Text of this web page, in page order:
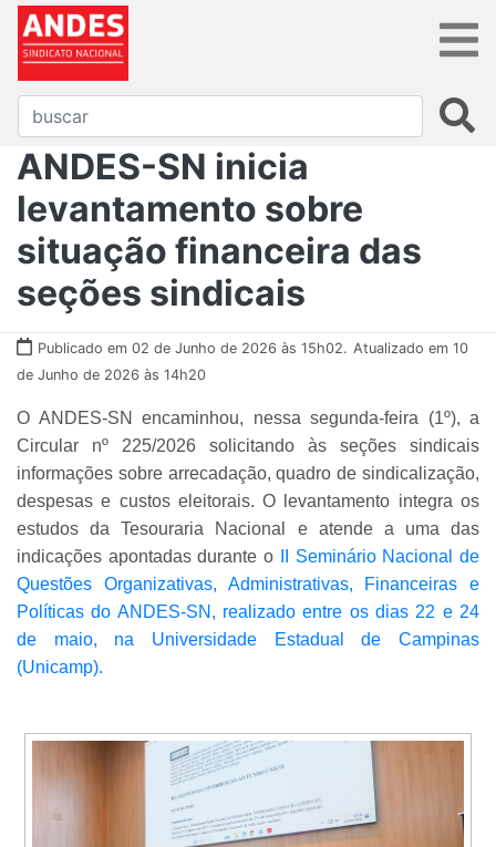
ANDES-SN inicia
levantamento sobre
situação financeira das
seções sindicais
Publicado em 02 de Junho de 2026 às 15h02. Atualizado em 10
de Junho de 2026 às 14h20
O ANDES-SN encaminhou, nessa segunda-feira (1º), a
Circular nº 225/2026 solicitando às seções sindicais
informações sobre arrecadação, quadro de sindicalização,
despesas e custos eleitorais. O levantamento integra os
estudos da Tesouraria Nacional e atende a uma das
indicações apontadas durante o
II Seminário Nacional de
Questões Organizativas, Administrativas, Financeiras e
Políticas do ANDES-SN, realizado entre os dias 22 e 24
de maio, na Universidade Estadual de Campinas
(Unicamp).